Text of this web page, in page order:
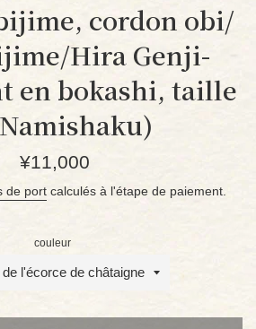
cordon obi/
Hira Genji-
en bokashi, taille
Prix
¥11,000
de portcalculés à l'étape de paiement.
couleur